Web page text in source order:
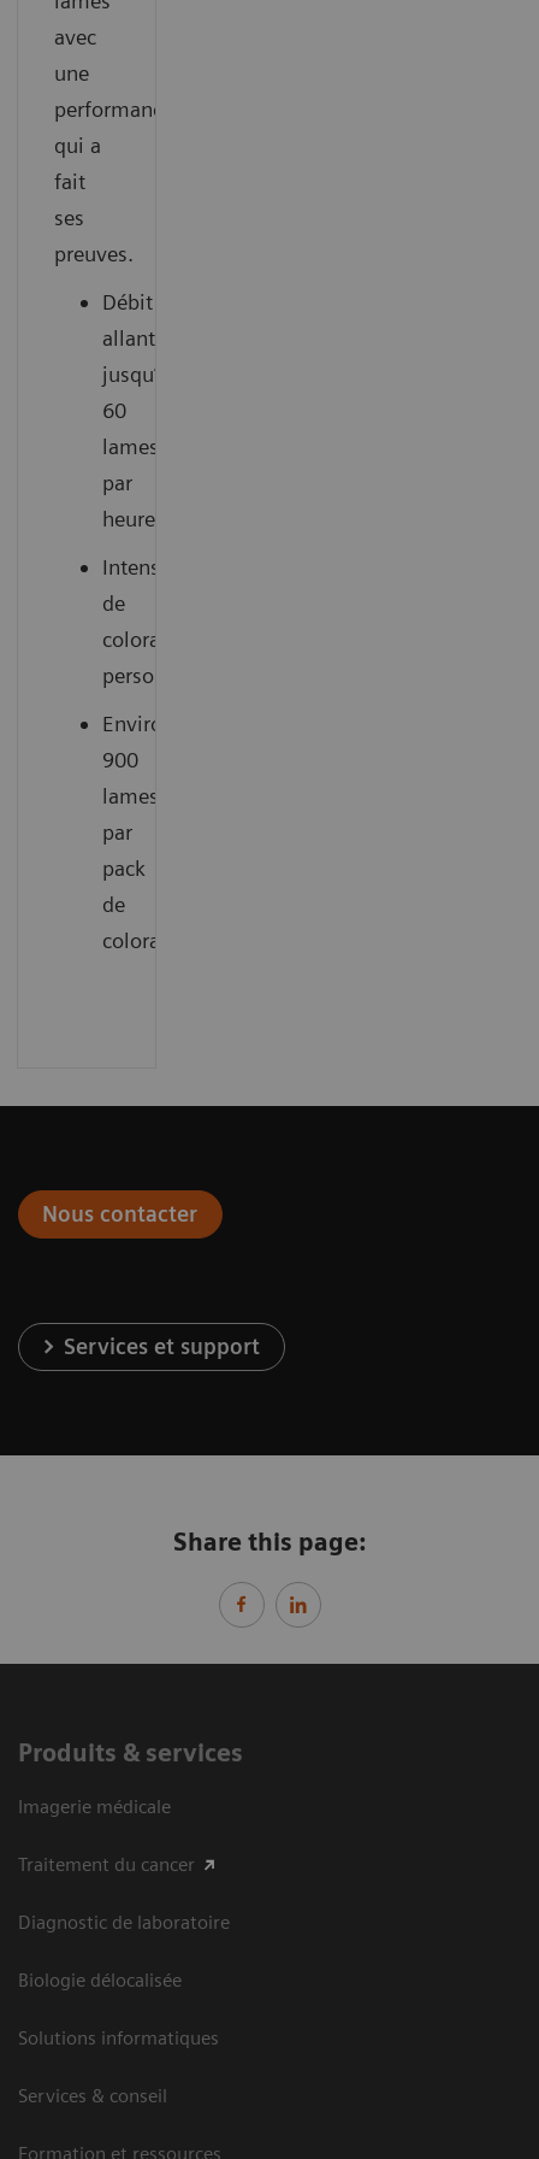
avec
une
performance
qui a
fait
ses
preuves.
Débit
allant
jusqu’à
60
lames
par
heure
Intensité
de
coloration
personnalisable
Environ
900
lames
par
pack
de
colorant
Nous contacter
Services et support
Share this page:
Produits & services
Imagerie médicale
Traitement du cancer
Diagnostic de laboratoire
Biologie délocalisée
Solutions informatiques
Services & conseil
Formation et ressources